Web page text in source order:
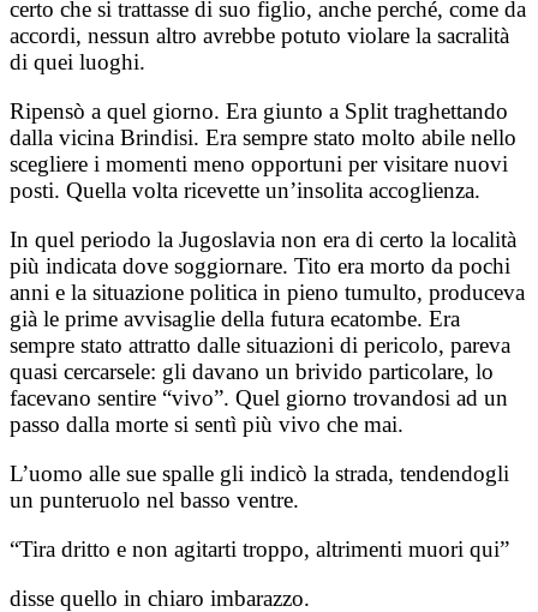
certo che si trattasse di suo figlio, anche perché, come da
accordi, nessun altro avrebbe potuto violare la sacralità
di quei luoghi.
Ripensò a quel giorno. Era giunto a Split traghettando
dalla vicina Brindisi. Era sempre stato molto abile nello
scegliere i momenti meno opportuni per visitare nuovi
posti. Quella volta ricevette un’insolita accoglienza.
In quel periodo la Jugoslavia non era di certo la località
più indicata dove soggiornare. Tito era morto da pochi
anni e la situazione politica in pieno tumulto, produceva
già le prime avvisaglie della futura ecatombe. Era
sempre stato attratto dalle situazioni di pericolo, pareva
quasi cercarsele: gli davano un brivido particolare, lo
facevano sentire “vivo”. Quel giorno trovandosi ad un
passo dalla morte si sentì più vivo che mai.
L’uomo alle sue spalle gli indicò la strada, tendendogli
un punteruolo nel basso ventre.
“Tira dritto e non agitarti troppo, altrimenti muori qui”
disse quello in chiaro imbarazzo.